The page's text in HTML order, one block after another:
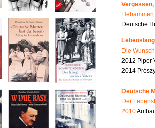
Deutsche
Die
2012 Piper
2014
Deutsche
Der
2010